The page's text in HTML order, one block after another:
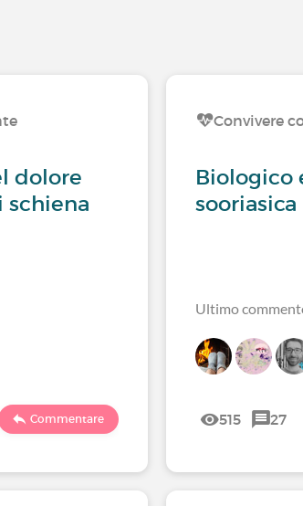
dolore
schiena
Commentare
Convivere
Biologico
sooriasica
Ultimo
515 27